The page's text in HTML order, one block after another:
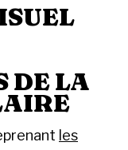
DE LA
les